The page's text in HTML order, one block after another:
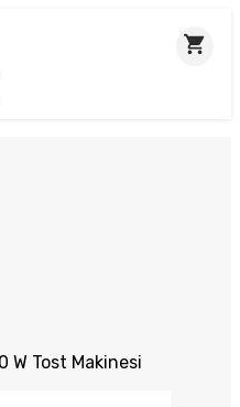
W Tost Makinesi